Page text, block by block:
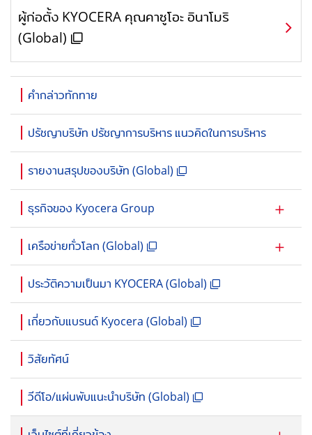
ผู้ก่อตั้ง KYOCERA คุณคาซูโอะ อินาโมริ
(Global)
คำกล่าวทักทาย
ปรัชญาบริษัท ปรัชญาการบริหาร แนวคิดในการบริหาร
รายงานสรุปของบริษัท (Global)
ธุรกิจของ Kyocera Group
เครือข่ายทั่วโลก (Global)
ประวัติความเป็นมา KYOCERA (Global)
เกี่ยวกับแบรนด์ Kyocera (Global)
วิสัยทัศน์
วีดีโอ/แผ่นพับแนะนำบริษัท (Global)